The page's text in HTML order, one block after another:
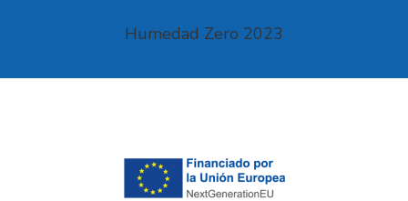
Humedad Zero 2023